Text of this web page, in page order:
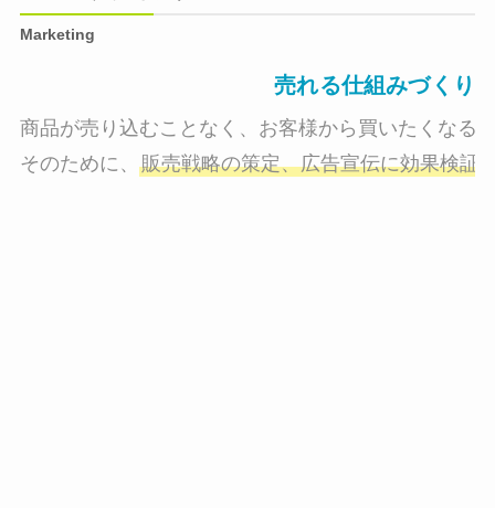
Marketing
売れる仕組みづくり
商品が売り込むことなく、お客様から買いたくなる
そのために、 販売戦略の策定、広告宣伝に効果検証